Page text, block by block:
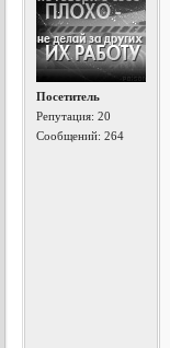
Посетитель
Репутация:20
Сообщений: 264